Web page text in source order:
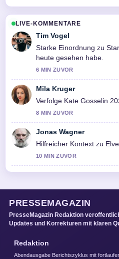
LIVE-KOMMENTARE
Tim Vogel
Starke Einordnung zu
heute gesehen habe.
6 MIN ZUVOR
Mila Kruger
Verfolge Kate Gosselin
8 MIN ZUVOR
Jonas Wagner
Hilfreicher Kontext zu
10 MIN ZUVOR
PRESSEMAGAZIN
PresseMagazin Redaktion
Updates und Korrekturen mit klaren
Redaktion
Abendausgabe Berichtszyklus mit